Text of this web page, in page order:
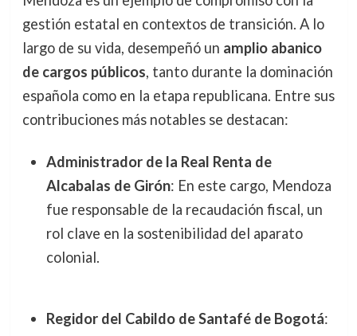
gestión estatal en contextos de transición. A lo
largo de su vida, desempeñó un amplio abanico
de cargos públicos, tanto durante la dominación
española como en la etapa republicana. Entre sus
contribuciones más notables se destacan:
Administrador de la Real Renta de
Alcabalas de Girón: En este cargo, Mendoza
fue responsable de la recaudación fiscal, un
rol clave en la sostenibilidad del aparato
colonial.
Regidor del Cabildo de Santafé de Bogotá: